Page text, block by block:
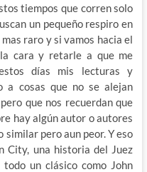
tiempos que corren solo
un pequeño respiro en
raro y si vamos hacia el
cara y retarle a que me
días mis lecturas y
a cosas que no se alejan
que nos recuerdan que
hay algún autor o autores
similar pero aun peor. Y eso
City, una historia del Juez
un clásico como John